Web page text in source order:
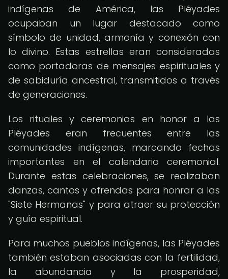
indígenas de América, las Pléyades
ocupaban un lugar destacado como
símbolo de unidad, armonía y conexión con
lo divino. Estas estrellas eran consideradas
como portadoras de mensajes espirituales y
de sabiduría ancestral, transmitidos a través
de generaciones.
Los rituales y ceremonias en honor a las
Pléyades eran frecuentes entre las
comunidades indígenas, marcando fechas
importantes en el calendario ceremonial.
Durante estas celebraciones, se realizaban
danzas, cantos y ofrendas para honrar a las
"Siete Hermanas" y para atraer su protección
y guía espiritual.
Para muchos pueblos indígenas, las Pléyades
también estaban asociadas con la fertilidad,
la abundancia y la prosperidad,